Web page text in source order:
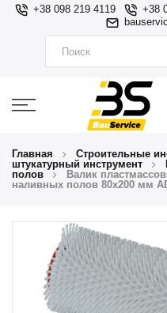
+38 098 219 4119 +38
Главная Строительные
штукатурный инструмент
полов
Валик
наливных полов 80х200 мм